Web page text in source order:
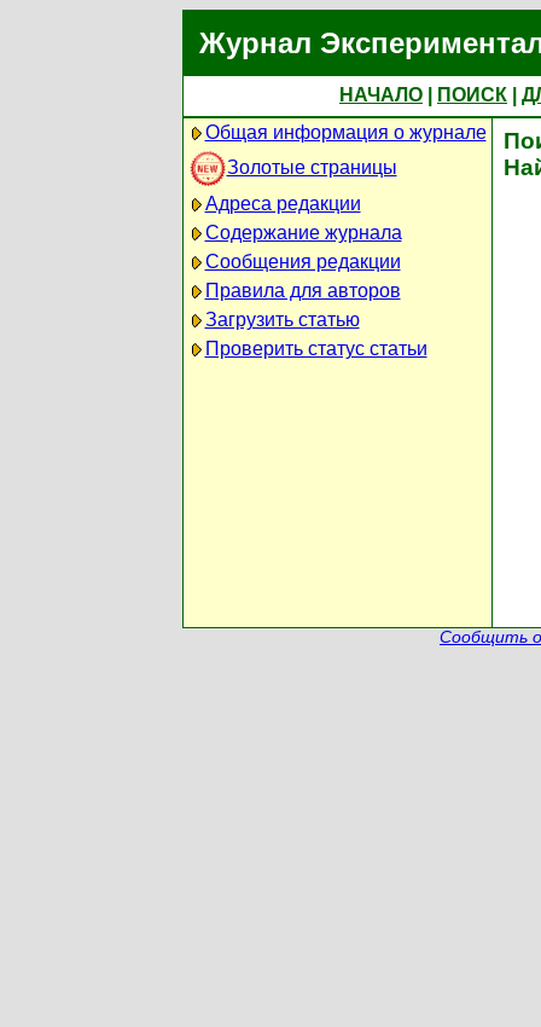
Журнал
НАЧАЛО ПОИСК
Общая информация о журнале
Золотые страницы
Адреса редакции
Содержание журнала
Сообщения редакции
Правила для авторов
Загрузить статью
Проверить статус статьи
Сообщить о